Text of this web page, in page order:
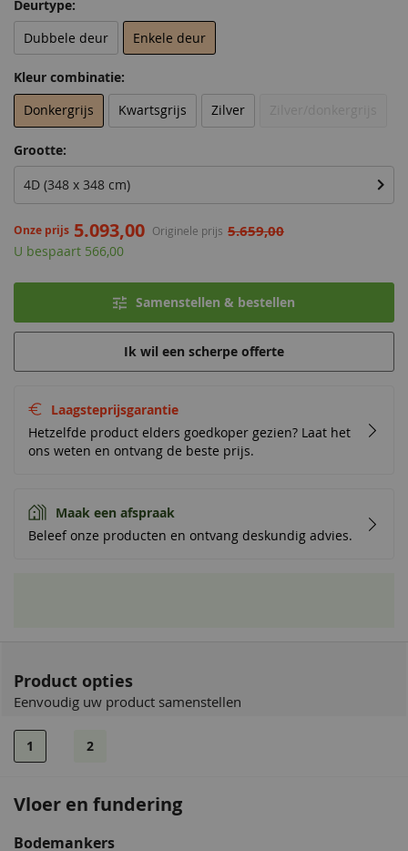
Deurtype:
Dubbele deur
Enkele deur
Kleur combinatie:
Donkergrijs
Kwartsgrijs Zilver
Grootte:
4D (348 x 348 cm)
Originele prijs 5.659,00
Onze prijs 5.093,00
U bespaart 566,00
Laagsteprijsgarantie
Hetzelfde product elders goedkoper gezien? Laat het
ons weten en ontvang de beste prijs.
Maak een afspraak
Beleef onze producten en ontvang deskundig advies.
Samenstellen & bestellen
Ik wil een scherpe offerte
Product opties
Eenvoudig uw product samenstellen
1 2
Vloer en fundering
Bodemankers